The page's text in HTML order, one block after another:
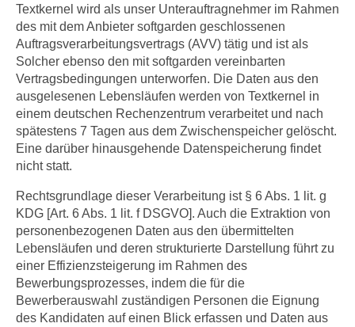
Textkernel wird als unser Unterauftragnehmer im Rahmen
des mit dem Anbieter softgarden geschlossenen
Auftragsverarbeitungsvertrags (AVV) tätig und ist als
Solcher ebenso den mit softgarden vereinbarten
Vertragsbedingungen unterworfen. Die Daten aus den
ausgelesenen Lebensläufen werden von Textkernel in
einem deutschen Rechenzentrum verarbeitet und nach
spätestens 7 Tagen aus dem Zwischenspeicher gelöscht.
Eine darüber hinausgehende Datenspeicherung findet
nicht statt.
Rechtsgrundlage dieser Verarbeitung ist § 6 Abs. 1 lit. g
KDG [Art. 6 Abs. 1 lit. f DSGVO]. Auch die Extraktion von
personenbezogenen Daten aus den übermittelten
Lebensläufen und deren strukturierte Darstellung führt zu
einer Effizienzsteigerung im Rahmen des
Bewerbungsprozesses, indem die für die
Bewerberauswahl zuständigen Personen die Eignung
des Kandidaten auf einen Blick erfassen und Daten aus